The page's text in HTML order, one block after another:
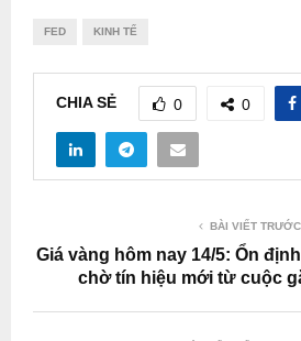
FED KINH TẾ
CHIA SẺ 0 0
BÀI VIẾT TRƯỚC
Giá vàng hôm nay 14/5: Ổn
chờ tín hiệu mới từ cuộc